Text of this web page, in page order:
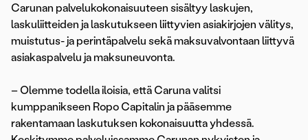
Carunan palvelukokonaisuuteen sisältyy laskujen,
laskuliitteiden ja laskutukseen liittyvien asiakirjojen välitys,
muistutus- ja perintäpalvelu sekä maksuvalvontaan liittyvä
asiakaspalvelu ja maksuneuvonta.
– Olemme todella iloisia, että Caruna valitsi
kumppanikseen Ropo Capitalin ja pääsemme
rakentamaan laskutuksen kokonaisuutta yhdessä.